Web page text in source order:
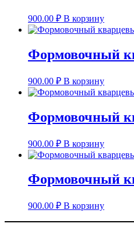
900.00 ₽ В корзину
Формовочный
900.00 ₽ В корзину
Формовочный
900.00 ₽ В корзину
Формовочный
900.00 ₽ В корзину